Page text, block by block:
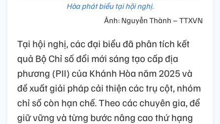
Hòa phát biểu tại hội nghị.
Ảnh: Nguyễn Thành – TTXVN
Tại hội nghị, các đại biểu đã phân tích kết
quả Bộ Chỉ số đổi mới sáng tạo cấp địa
phương (PII) của Khánh Hòa năm 2025 và
đề xuất giải pháp cải thiện các trụ cột, nhóm
chỉ số còn hạn chế. Theo các chuyên gia, để
giữ vững và từng bước nâng cao thứ hạng